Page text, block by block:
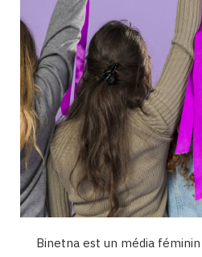
Binetna est un média